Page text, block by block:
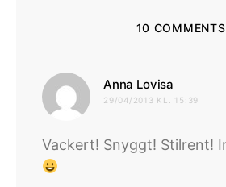
10 COMMENTS
Anna Lovisa
29/04/2013 KL. 15:39
Vackert! Snyggt! Stilrent!